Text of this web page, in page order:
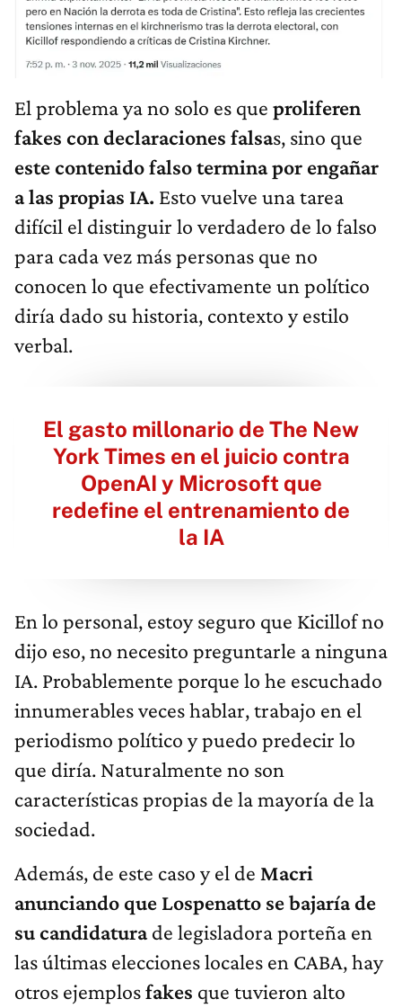
El problema ya no solo es que proliferen
fakes con declaraciones falsas, sino que
este contenido falso termina por engañar
a las propias IA. Esto vuelve una tarea
difícil el distinguir lo verdadero de lo falso
para cada vez más personas que no
conocen lo que efectivamente un político
diría dado su historia, contexto y estilo
verbal.
El gasto millonario de The New
York Times en el juicio contra
OpenAI y Microsoft que
redefine el entrenamiento de
la IA
En lo personal, estoy seguro que Kicillof no
dijo eso, no necesito preguntarle a ninguna
IA. Probablemente porque lo he escuchado
innumerables veces hablar, trabajo en el
periodismo político y puedo predecir lo
que diría. Naturalmente no son
características propias de la mayoría de la
sociedad.
Además, de este caso y el de Macri
anunciando que Lospenatto se bajaría de
su candidaturade legisladora porteña en
las últimas elecciones locales en CABA, hay
otros ejemplosfakes que tuvieron alto